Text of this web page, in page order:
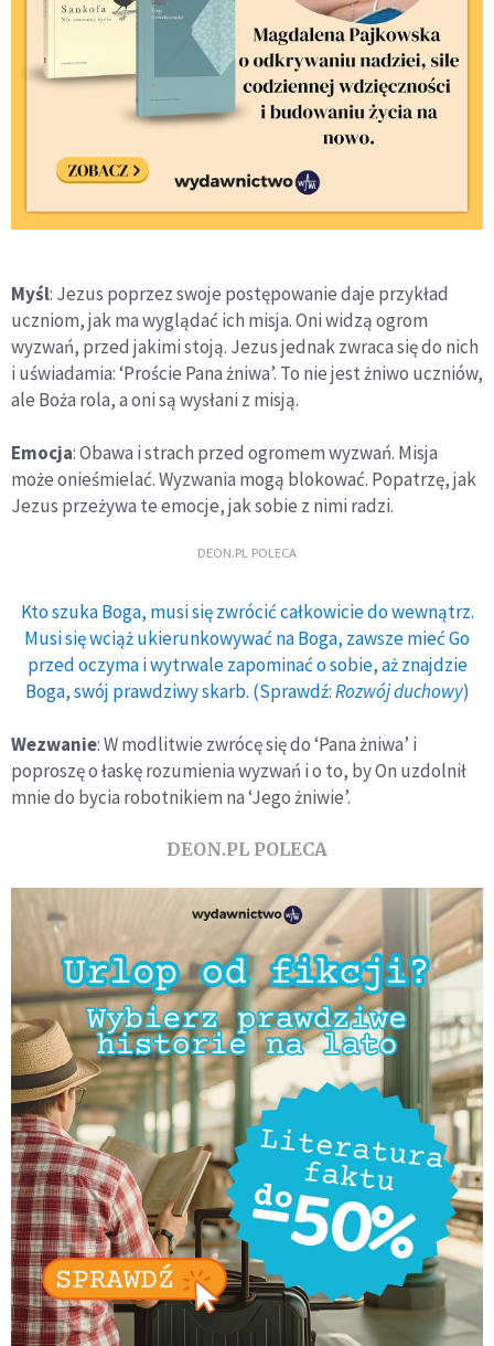
Myśl: Jezus poprzez swoje postępowanie daje przykład
uczniom, jak ma wyglądać ich misja. Oni widzą ogrom
wyzwań, przed jakimi stoją. Jezus jednak zwraca się do nich
i uświadamia: ‘Proście Pana żniwa’. To nie jest żniwo uczniów,
ale Boża rola, a oni są wysłani z misją.
Emocja: Obawa i strach przed ogromem wyzwań. Misja
może onieśmielać. Wyzwania mogą blokować. Popatrzę, jak
Jezus przeżywa te emocje, jak sobie z nimi radzi.
DEON.PL POLECA
Kto szuka Boga, musi się zwrócić całkowicie do wewnątrz.
Musi się wciąż ukierunkowywać na Boga, zawsze mieć Go
przed oczyma i wytrwale zapominać o sobie, aż znajdzie
Boga, swój prawdziwy skarb. (Sprawdź:Rozwój duchowy)
Wezwanie: W modlitwie zwrócę się do ‘Pana żniwa’ i
poproszę o łaskę rozumienia wyzwań i o to, by On uzdolnił
mnie do bycia robotnikiem na ‘Jego żniwie’.
DEON.PL POLECA